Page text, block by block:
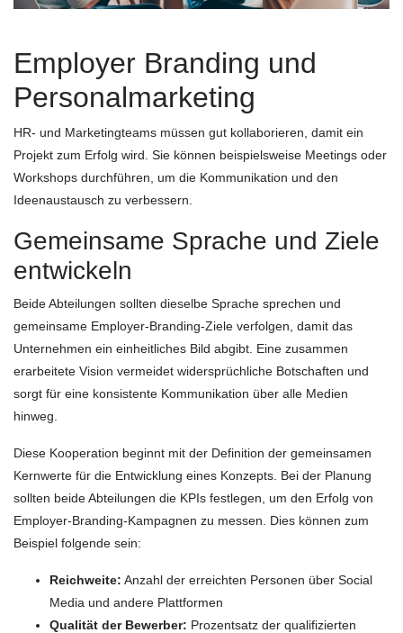
Employer Branding und
Personalmarketing
HR- und Marketingteams müssen gut kollaborieren, damit ein
Projekt zum Erfolg wird. Sie können beispielsweise Meetings oder
Workshops durchführen, um die Kommunikation und den
Ideenaustausch zu verbessern.
Gemeinsame Sprache und Ziele
entwickeln
Beide Abteilungen sollten dieselbe Sprache sprechen und
gemeinsame Employer-Branding-Ziele verfolgen, damit das
Unternehmen ein einheitliches Bild abgibt. Eine zusammen
erarbeitete Vision vermeidet widersprüchliche Botschaften und
sorgt für eine konsistente Kommunikation über alle Medien
hinweg.
Diese Kooperation beginnt mit der Definition der gemeinsamen
Kernwerte für die Entwicklung eines Konzepts. Bei der Planung
sollten beide Abteilungen die KPIs festlegen, um den Erfolg von
Employer-Branding-Kampagnen zu messen. Dies können zum
Beispiel folgende sein:
Reichweite: Anzahl der erreichten Personen über Social
Media und andere Plattformen
Qualität der Bewerber: Prozentsatz der qualifizierten